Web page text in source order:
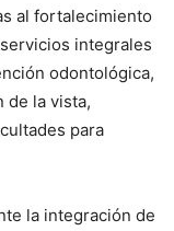
al fortalecimiento
integrales
odontológica,
de la vista,
para
la integración de